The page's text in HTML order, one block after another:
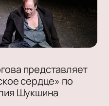
представляет
сердце» по
Шукшина